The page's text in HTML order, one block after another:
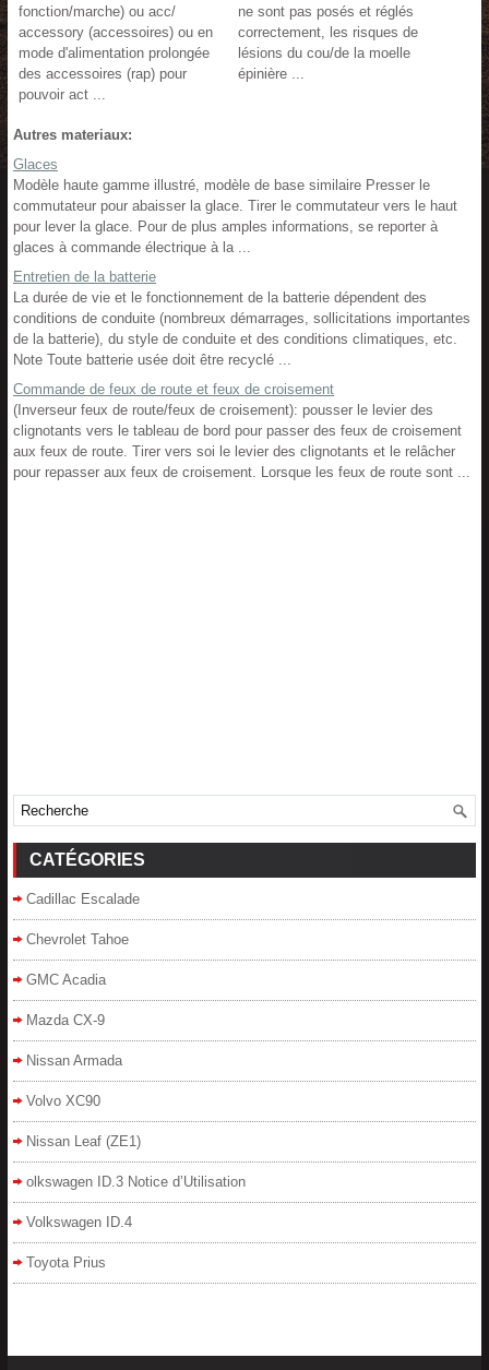
fonction/marche) ou acc/
accessory (accessoires) ou en
mode d'alimentation prolongée
des accessoires (rap) pour
pouvoir act ...
ne sont pas posés et réglés
correctement, les risques de
lésions du cou/de la moelle
épinière ...
Autres materiaux:
Glaces
Modèle haute gamme illustré, modèle de base similaire Presser le
commutateur pour abaisser la glace. Tirer le commutateur vers le haut
pour lever la glace. Pour de plus amples informations, se reporter à
glaces à commande électrique à la ...
Entretien de la batterie
La durée de vie et le fonctionnement de la batterie dépendent des
conditions de conduite (nombreux démarrages, sollicitations importantes
de la batterie), du style de conduite et des conditions climatiques, etc.
Note Toute batterie usée doit être recyclé ...
Commande de feux de route et feux de croisement
(Inverseur feux de route/feux de croisement): pousser le levier des
clignotants vers le tableau de bord pour passer des feux de croisement
aux feux de route. Tirer vers soi le levier des clignotants et le relâcher
pour repasser aux feux de croisement. Lorsque les feux de route sont ...
CATÉGORIES
Cadillac Escalade
Chevrolet Tahoe
GMC Acadia
Mazda CX-9
Nissan Armada
Volvo XC90
Nissan Leaf (ZE1)
olkswagen ID.3 Notice d’Utilisation
Volkswagen ID.4
Toyota Prius